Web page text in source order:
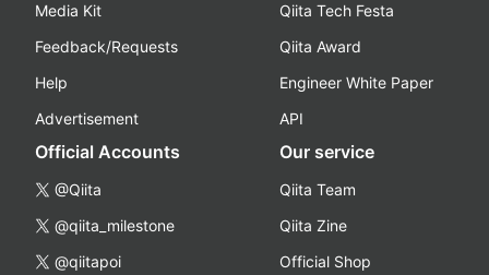
Media Kit
Feedback/Requests
Help
Advertisement
Qiita Tech Festa
Qiita Award
Engineer White Paper
API
Official Accounts
@Qiita
@qiita_milestone
@qiitapoi
Our service
Qiita Team
Qiita Zine
Official Shop